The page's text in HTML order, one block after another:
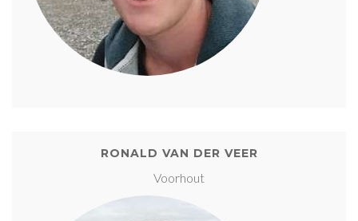
RONALD VAN DER VEER
Voorhout